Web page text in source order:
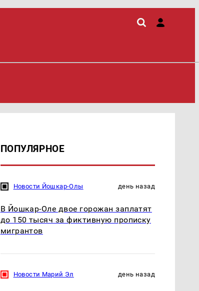
ПОПУЛЯРНОЕ
Новости Йошкар-Олы день назад
В Йошкар-Оле двое горожан заплатят
до 150 тысяч за фиктивную прописку
мигрантов
Новости Марий Эл день назад